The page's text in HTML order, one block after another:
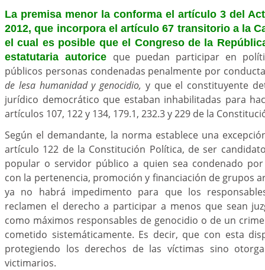
La premisa menor la conforma el artículo 3 del
2012, que incorpora el artículo 67 transitorio a la
el cual es posible que el Congreso de la
estatutaria autorice que puedan participar en
públicos personas condenadas penalmente por
de lesa humanidad y genocidio, y que el constituyente
jurídico democrático que estaban inhabilitadas para
artículos 107, 122 y 134, 179.1, 232.3 y 229 de la
Según el demandante, la norma establece una
artículo 122 de la Constitución Política, de ser
popular o servidor público a quien sea condenado
con la pertenencia, promoción y financiación de grupos
ya no habrá impedimento para que los
reclamen el derecho a participar a menos que sean
como máximos responsables de genocidio o de un
cometido sistemáticamente. Es decir, que con esta
protegiendo los derechos de las víctimas sino
victimarios.